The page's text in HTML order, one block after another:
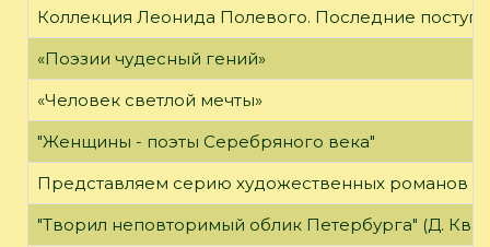
Коллекция Леонида Полевого. Последние
«Поэзии чудесный гений»
«Человек светлой мечты»
"Женщины - поэты Серебряного века"
Представляем серию художественных романов
"Творил неповторимый облик Петербурга" (Д.